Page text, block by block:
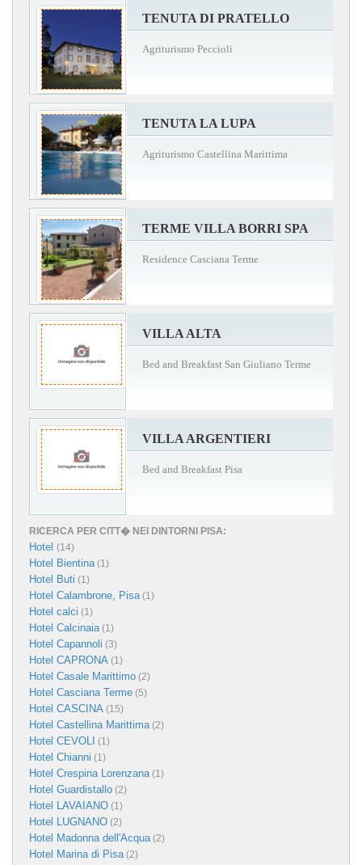
TENUTA DI PRATELLO
Agriturismo Peccioli
TENUTA LA LUPA
Agriturismo Castellina Marittima
TERME VILLA BORRI SPA
Residence Casciana Terme
VILLA ALTA
Bed and Breakfast San Giuliano Terme
VILLA ARGENTIERI
Bed and Breakfast Pisa
RICERCA PER CITT� NEI DINTORNI PISA:
Hotel (14)
Hotel Bientina(1)
Hotel Buti (1)
Hotel Calambrone, Pisa(1)
Hotel calci (1)
Hotel Calcinaia(1)
Hotel Capannoli (3)
Hotel CAPRONA (1)
Hotel Casale Marittimo (2)
Hotel Casciana Terme (5)
Hotel CASCINA (15)
Hotel Castellina Marittima(2)
Hotel CEVOLI (1)
Hotel Chianni (1)
Hotel Crespina Lorenzana(1)
Hotel Guardistallo (2)
Hotel LAVAIANO (1)
Hotel LUGNANO (2)
Hotel Madonna dell'Acqua(2)
Hotel Marina di Pisa(2)